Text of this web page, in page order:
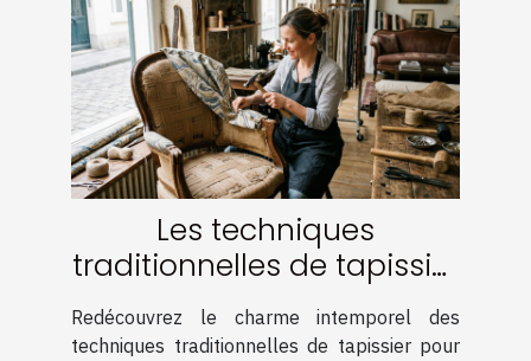
Les techniques
traditionnelles de tapissier
pour un intérieur élégant
Redécouvrez le charme intemporel des
techniques traditionnelles de tapissier pour